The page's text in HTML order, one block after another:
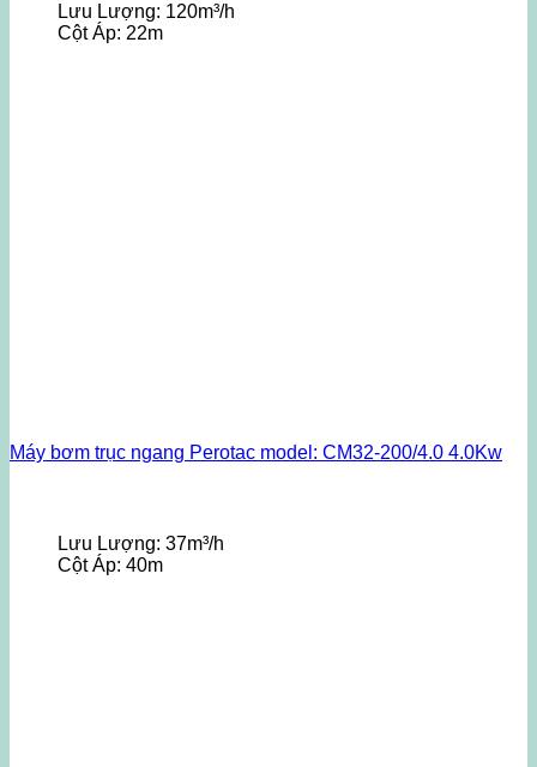
Lưu Lượng: 120m³/h
Cột Áp: 22m
Máy bơm trục ngang Perotac model: CM32-200/4.0 4.0Kw
Lưu Lượng: 37m³/h
Cột Áp: 40m